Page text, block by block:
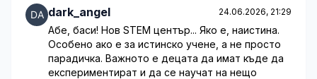
dark_angel 24.06.2026, 21:29
Абе, баси! Нов STEM център... Яко е, наистина.
Особено ако е за истинско учене, а не просто
парадичка. Важното е децата да имат къде да
експериментират и да се научат на нещо